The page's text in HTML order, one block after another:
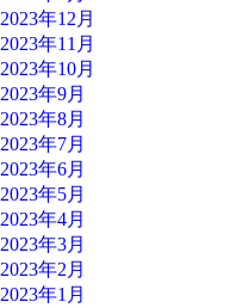
2023年12月
2023年11月
2023年10月
2023年9月
2023年8月
2023年7月
2023年6月
2023年5月
2023年4月
2023年3月
2023年2月
2023年1月